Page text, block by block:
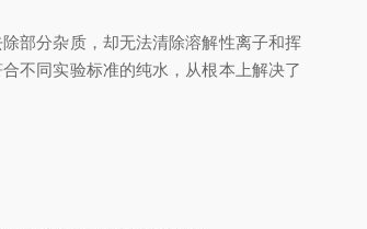
部分杂质，却无法清除溶解性离子和挥
不同实验标准的纯水，从根本上解决了